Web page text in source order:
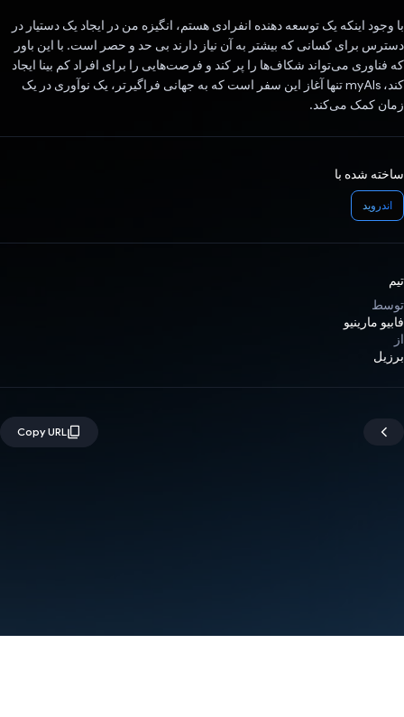
با وجود اینکه یک توسعه دهنده انفرادی هستم، انگیزه من در ایجاد یک دستیار در
دسترس برای کسانی که بیشتر به آن نیاز دارند بی حد و حصر است. با این باور
که فناوری می‌تواند شکاف‌ها را پر کند و فرصت‌هایی را برای افراد کم بینا ایجاد
کند، myAIs تنها آغاز این سفر است که به جهانی فراگیرتر، یک نوآوری در یک
زمان کمک می‌کند.
ساخته شده با
اندروید
تیم
توسط
فابیو مارینیو
از
برزیل